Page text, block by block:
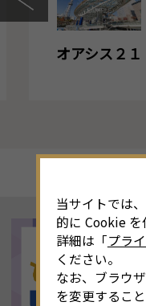
オアシス２１
当サイトでは
的に Cookie を
詳細は「プラ
ください。
なお、ブラウ
を変更すること